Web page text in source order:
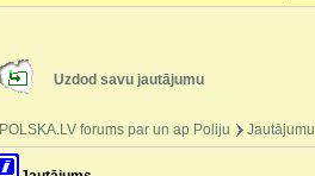
Uzdod savu jautājumu
POLSKA.LV forums par un ap Poliju